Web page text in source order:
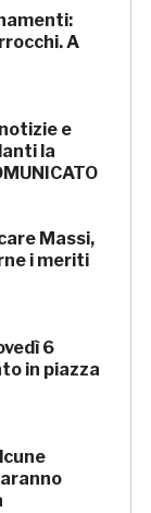
A
e
la
Massi,
i meriti
6
in piazza